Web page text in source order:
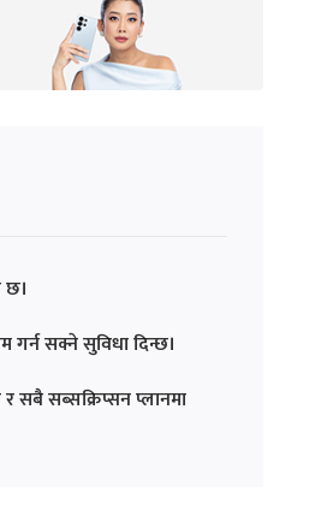
सक्ने सुविधा दिन्छ।
सबै सब्सक्रिप्सन प्लानमा